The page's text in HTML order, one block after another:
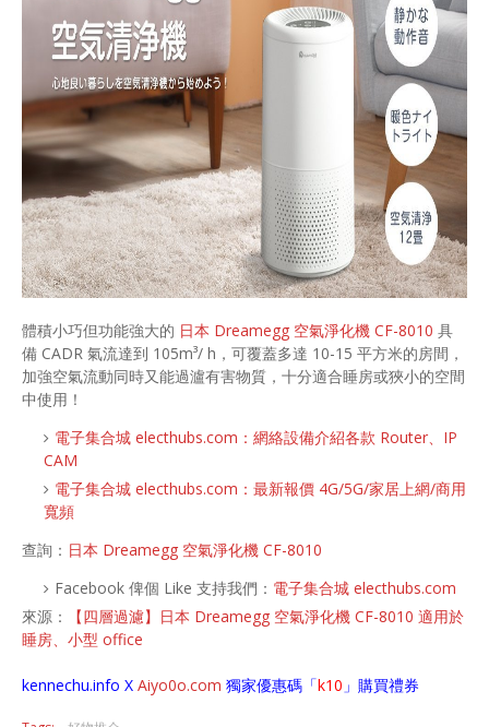
體積小巧但功能強大的 日本 Dreamegg 空氣淨化機 CF-8010 具
備 CADR 氣流達到 105m³/ h，可覆蓋多達 10-15 平方米的房間，
加強空氣流動同時又能過瀘有害物質，十分適合睡房或狹小的空間
中使用！
電子集合城 electhubs.com：網絡設備介紹各款 Router、IP
CAM
電子集合城 electhubs.com：最新報價 4G/5G/家居上網/商用
寬頻
查詢： 日本 Dreamegg 空氣淨化機 CF-8010
Facebook 俾個 Like 支持我們： 電子集合城 electhubs.com
來源：
【四層過濾】日本 Dreamegg 空氣淨化機 CF-8010 適用於
睡房、小型 office
kennechu.info X Aiyo0o.com 獨家優惠碼「k10 」購買禮券